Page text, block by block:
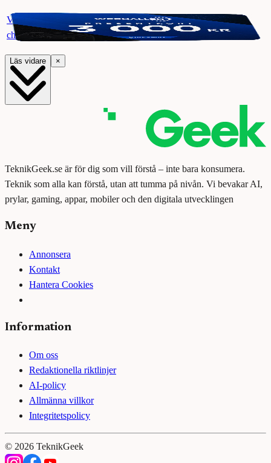
Vinn ett presentkort på Webhallen. Delta i vår giveaway för
chansen att vinna 3000 kr.
Läs vidare ×
TeknikGeek.se är för dig som vill förstå – inte bara konsumera.
Teknik som alla kan förstå, utan att tumma på nivån. Vi bevakar AI,
prylar, gaming, appar, mobiler och den digitala utvecklingen
Meny
Annonsera
Kontakt
Hantera Cookies
Information
Om oss
Redaktionella riktlinjer
AI-policy
Allmänna villkor
Integritetspolicy
© 2026 TeknikGeek